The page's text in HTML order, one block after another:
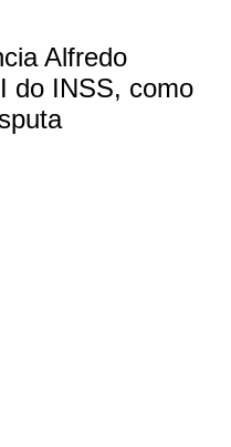
Alfredo
do INSS, como